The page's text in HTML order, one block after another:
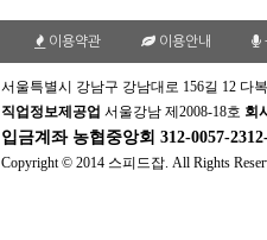
이용약관 이용안내
서울특별시 강남구 강남대로 156길 12 다
직업정보제공업 서울강남 제2008-18호 회
입금계좌 농협중앙회 312-0057-
Copyright © 2014 스피드잡. All Rights